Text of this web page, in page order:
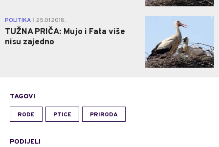
POLITIKA 25.01.2018.
TUŽNA PRIČA: Mujo i Fata više
nisu zajedno
1
TAGOVI
RODE PTICE PRIRODA
PODIJELI